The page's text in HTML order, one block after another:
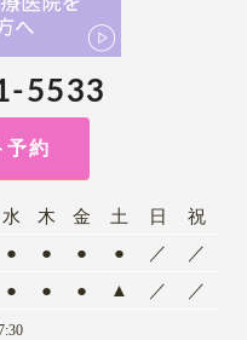
5533
予約
水 木 金 土 日
祝
● ● ● ● ／
／
● ● ● ▲ ／ ／